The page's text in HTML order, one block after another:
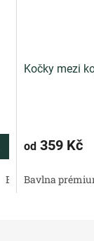
Bavlněný satén
Kočky mezi
od359 Kč
Bavlna